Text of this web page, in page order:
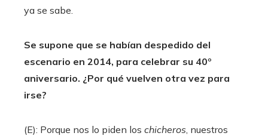
ya se sabe.
Se supone que se habían despedido del
escenario en 2014, para celebrar su 40º
aniversario. ¿Por qué vuelven otra vez para
irse?
(E): Porque nos lo piden los chicheros , nuestros